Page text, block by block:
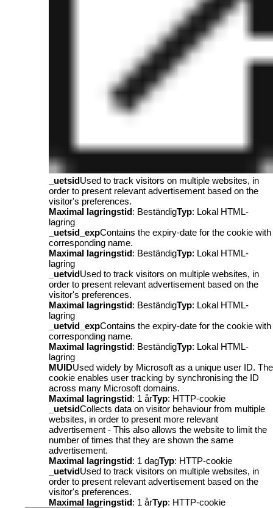
_uetsidUsed to track visitors on multiple websites, in
order to present relevant advertisement based on the
visitor's preferences.
Maximal lagringstid: BeständigTyp: Lokal HTML-
lagring
_uetsid_expContains the expiry-date for the cookie with
corresponding name.
Maximal lagringstid: BeständigTyp: Lokal HTML-
lagring
_uetvidUsed to track visitors on multiple websites, in
order to present relevant advertisement based on the
visitor's preferences.
Maximal lagringstid: BeständigTyp: Lokal HTML-
lagring
_uetvid_expContains the expiry-date for the cookie with
corresponding name.
Maximal lagringstid: BeständigTyp: Lokal HTML-
lagring
MUIDUsed widely by Microsoft as a unique user ID. The
cookie enables user tracking by synchronising the ID
across many Microsoft domains.
Maximal lagringstid: 1 årTyp: HTTP-cookie
_uetsidCollects data on visitor behaviour from multiple
websites, in order to present more relevant
advertisement - This also allows the website to limit the
number of times that they are shown the same
advertisement.
Maximal lagringstid: 1 dagTyp: HTTP-cookie
_uetvidUsed to track visitors on multiple websites, in
order to present relevant advertisement based on the
visitor's preferences.
Maximal lagringstid: 1 årTyp: HTTP-cookie